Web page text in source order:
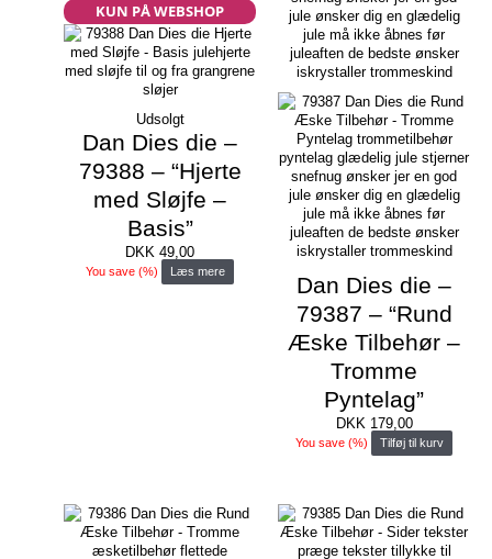
KUN PÅ WEBSHOP
Udsolgt
Dan Dies die –
79388 – “Hjerte
med Sløjfe –
Basis”
DKK 49,00
You save(%) Læs mere
Dan Dies die –
79387 – “Rund
Æske Tilbehør –
Tromme
Pyntelag”
DKK179,00
You save (%) Tilføj til kurv